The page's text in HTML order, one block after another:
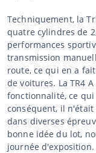
Techniquement, la
quatre cylindres de
performances
transmission
route, ce qui en a
de voitures. La TR4
fonctionnalité, ce
conséquent, il
dans diverses
bonne idée du lot,
journée d'exposition.